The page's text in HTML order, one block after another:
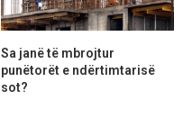
Sa janë të mbrojtur
punëtorët e ndërtimtarisë
sot?